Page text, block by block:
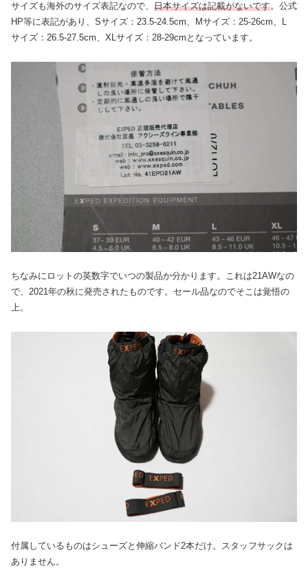
サイズも海外のサイズ表記なので、 日本サイズは記載がないです。公式
HP等に表記があり、Sサイズ：23.5-24.5cm、Mサイズ：25-26cm、L
サイズ：26.5-27.5cm、XLサイズ：28-29cmとなっています。
ちなみにロットの英数字でいつの製品か分かります。これは21AWなの
で、2021年の秋に発売されたものです。セール品なのでそこは覚悟の
上。
付属しているものはシューズと伸縮バンド2本だけ。スタッフサックは
ありません。